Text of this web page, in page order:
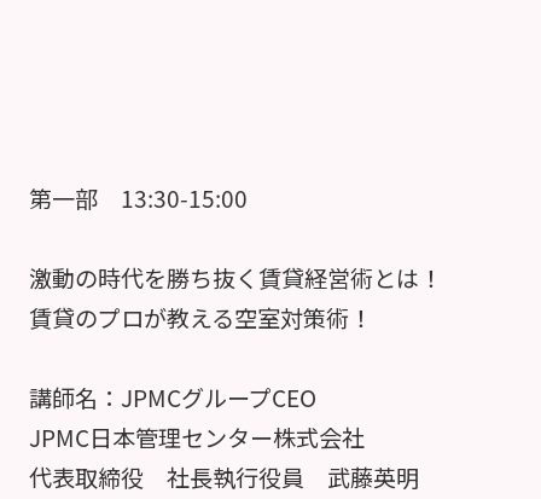
第一部 13:30-15:00
激動の時代を勝ち抜く賃貸経営術とは！
賃貸のプロが教える空室対策術！
講師名：JPMCグループCEO
JPMC日本管理センター株式会社
代表取締役 社長執行役員 武藤英明